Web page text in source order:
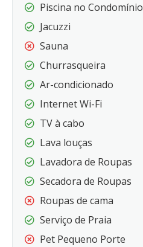
Piscina no Condomínio
Jacuzzi
Sauna
Churrasqueira
Ar-condicionado
Internet Wi-Fi
TV à cabo
Lava louças
Lavadora de Roupas
Secadora de Roupas
Roupas de cama
Serviço de Praia
Pet Pequeno Porte